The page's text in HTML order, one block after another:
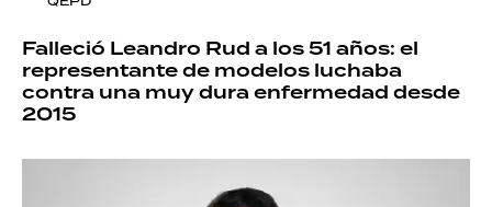
Falleció Leandro Rud a los 51 años: el
representante de modelos luchaba
contra una muy dura enfermedad desde
2015